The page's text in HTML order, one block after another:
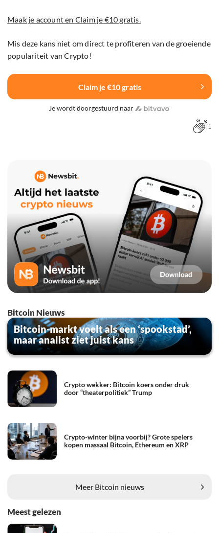
Maak je account en Claim je €10 gratis.
Mis deze kans niet om direct te profiteren van de groeiende
populariteit van Crypto!
Claim je €10 gratis
Je wordt doorgestuurd naar
1
Bitcoin Nieuws
Bitcoin-markt voelt als een ‘spookstad’,
maar analist ziet juist kans
Crypto wekker: Bitcoin koers onder druk
door “theaterpolitiek” Trump
Crypto-winter bijna voorbij? Grote spelers
kopen massaal Bitcoin, Ethereum en XRP
Meer Bitcoin nieuws
Meest gelezen